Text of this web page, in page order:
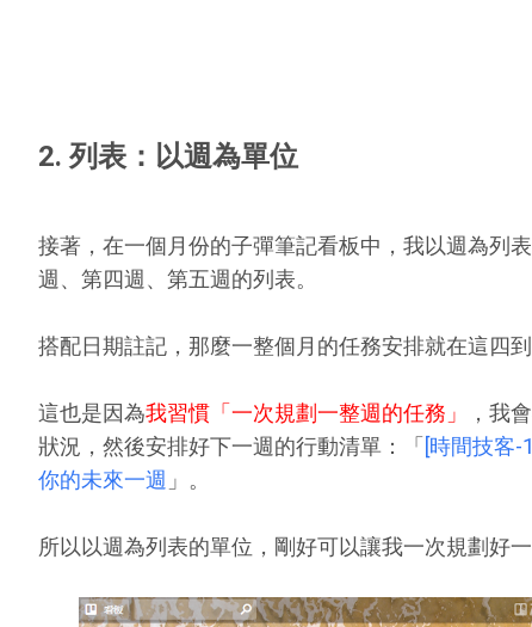
2. 列表：以週為單位
接著，在一個月份的子彈筆記看板中，我以週為列
週、第四週、第五週的列表。
搭配日期註記，那麼一整個月的任務安排就在這四到
這也是因為我習慣「一次規劃一整週的任務」
，我
狀況，然後安排好下一週的行動清單：「 [時間技客
你的未來一週 」。
所以以週為列表的單位，剛好可以讓我一次規劃好